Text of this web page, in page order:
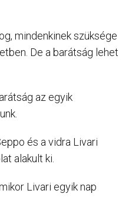
mindenkinek szüksége
De a barátság lehet
az egyik
és a vidra Livari
alakult ki.
Livari egyik nap